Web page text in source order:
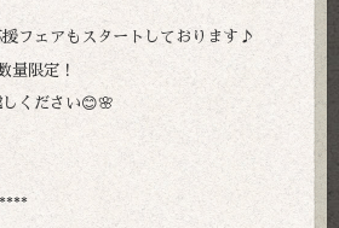
フェアもスタートしております♪
量限定！
ください😊🌸